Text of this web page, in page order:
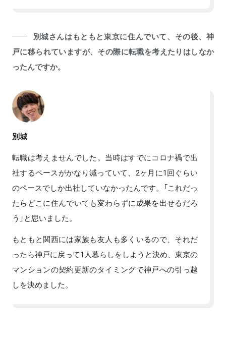
別城さんはもともと東京に住んでいて、その後、神
戸に移られていますが、その際に転職を考えたりはしなか
ったんですか。
別城
転職は考えませんでした。当時はすでにコロナ禍で出
社するペースがかなり減っていて、2ヶ月に1回ぐらい
のペースでしか出社していなかったんです。「これだっ
たらどこに住んでいても変わらずに成果を出せるだろ
う」と思いました。
もともと関西には家族も友人も多くいるので、それだ
ったら神戸に戻って1人暮らしをしようと決め、東京の
マンションの契約更新のタイミングで神戸への引っ越
しを決めました。